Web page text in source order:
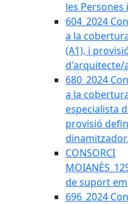
les
604_2024
a la
(A1), i
d'arquitecte/
680_2024
a la
especialista
provisió
CONSORCI
de suport
696_2024